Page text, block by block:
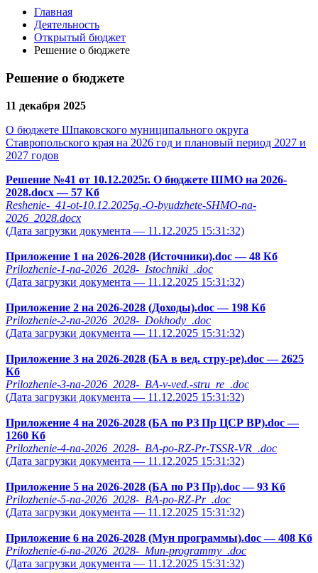
Главная
Деятельность
Открытый бюджет
Решение о бюджете
Решение о бюджете
11 декабря 2025
О бюджете Шпаковского муниципального округа
Ставропольского края на 2026 год и плановый период 2027 и
2027 годов
Решение №41 от 10.12.2025г. О бюджете ШМО на 2026-
2028.docx— 57 Кб
Reshenie-_41-ot-10.12.2025g.-O-byudzhete-SHMO-na-
2026_2028.docx
(Дата загрузки документа — 11.12.2025 15:31:32)
Приложение 1 на 2026-2028 (Источники).doc— 48 Кб
Prilozhenie-1-na-2026_2028-_Istochniki_.doc
(Дата загрузки документа — 11.12.2025 15:31:32)
Приложение 2 на 2026-2028 (Доходы).doc— 198 Кб
Prilozhenie-2-na-2026_2028-_Dokhody_.doc
(Дата загрузки документа — 11.12.2025 15:31:32)
Приложение 3 на 2026-2028 (БА в вед. стру-ре).doc— 2625
Кб
Prilozhenie-3-na-2026_2028-_BA-v-ved.-stru_re_.doc
(Дата загрузки документа — 11.12.2025 15:31:32)
Приложение 4 на 2026-2028 (БА по РЗ Пр ЦСР ВР).doc—
1260 Кб
Prilozhenie-4-na-2026_2028-_BA-po-RZ-Pr-TSSR-VR_.doc
(Дата загрузки документа — 11.12.2025 15:31:32)
Приложение 5 на 2026-2028 (БА по РЗ Пр).doc— 93 Кб
Prilozhenie-5-na-2026_2028-_BA-po-RZ-Pr_.doc
(Дата загрузки документа — 11.12.2025 15:31:32)
Приложение 6 на 2026-2028 (Мун программы).doc— 408 Кб
Prilozhenie-6-na-2026_2028-_Mun-programmy_.doc
(Дата загрузки документа — 11.12.2025 15:31:32)